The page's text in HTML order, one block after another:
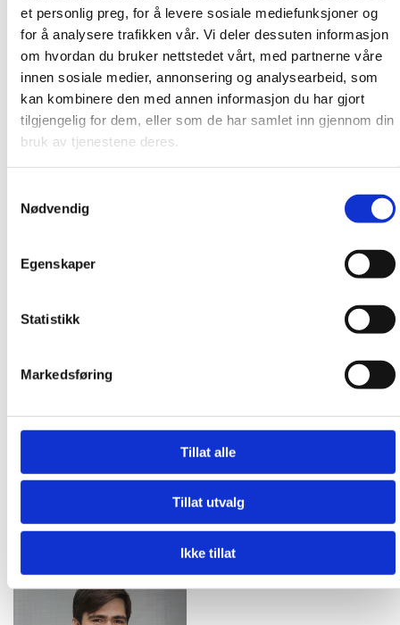
et personlig preg, for å levere sosiale mediefunksjoner og
for å analysere trafikken vår. Vi deler dessuten informasjon
om hvordan du bruker nettstedet vårt, med partnerne våre
innen sosiale medier, annonsering og analysearbeid, som
kan kombinere den med annen informasjon du har gjort
tilgjengelig for dem, eller som de har samlet inn gjennom din
bruk av tjenestene deres.
Nødvendig
Egenskaper
Statistikk
Markedsføring
Tillat alle
Tillat utvalg
Ikke tillat
Dr. Pablo Juárez
Urolog. Spesialist i prostata-
Behandling av nyrestein